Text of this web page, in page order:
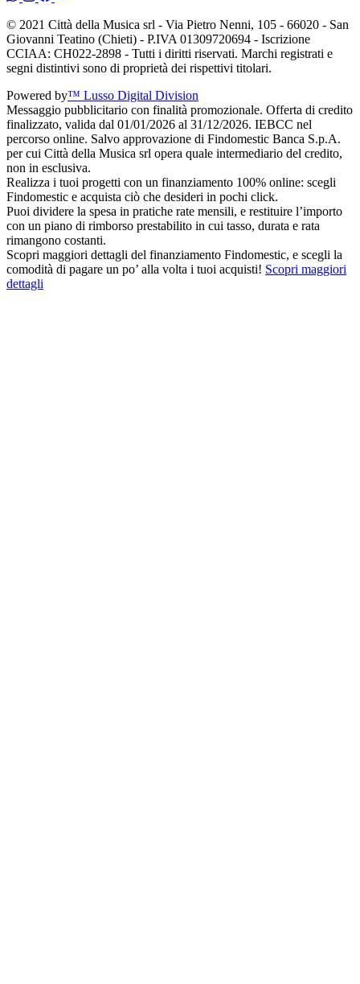
© 2021 Città della Musica srl - Via Pietro Nenni, 105 - 66020 - San
Giovanni Teatino (Chieti) - P.IVA 01309720694 - Iscrizione
CCIAA: CH022-2898 - Tutti i diritti riservati. Marchi registrati e
segni distintivi sono di proprietà dei rispettivi titolari.
Powered by™ Lusso Digital Division
Messaggio pubblicitario con finalità promozionale. Offerta di credito
finalizzato, valida dal 01/01/2026 al 31/12/2026. IEBCC nel
percorso online. Salvo approvazione di Findomestic Banca S.p.A.
per cui Città della Musica srl opera quale intermediario del credito,
non in esclusiva.
Realizza i tuoi progetti con un finanziamento 100% online: scegli
Findomestic e acquista ciò che desideri in pochi click.
Puoi dividere la spesa in pratiche rate mensili, e restituire l’importo
con un piano di rimborso prestabilito in cui tasso, durata e rata
rimangono costanti.
Scopri maggiori dettagli del finanziamento Findomestic, e scegli la
comodità di pagare un po’ alla volta i tuoi acquisti! Scopri maggiori
dettagli